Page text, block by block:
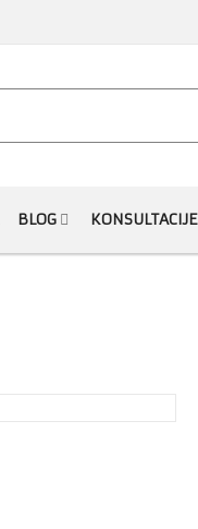
BLOG KONSULTACIJE